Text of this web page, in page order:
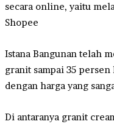
secara online, yaitu
Shopee
Istana Bangunan telah
granit sampai 35
dengan harga yang
Di antaranya granit